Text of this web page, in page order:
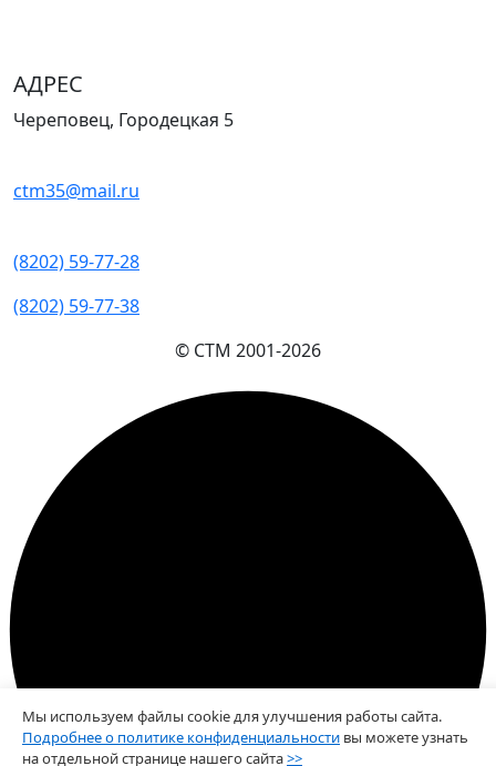
АДРЕС
Череповец, Городецкая 5
ctm35@mail.ru
(8202) 59-77-28
(8202) 59-77-38
© СТМ 2001-2026
Мы используем файлы cookie для улучшения работы сайта.
Подробнее о политике конфиденциальности вы можете узнать
на отдельной странице нашего сайта>>